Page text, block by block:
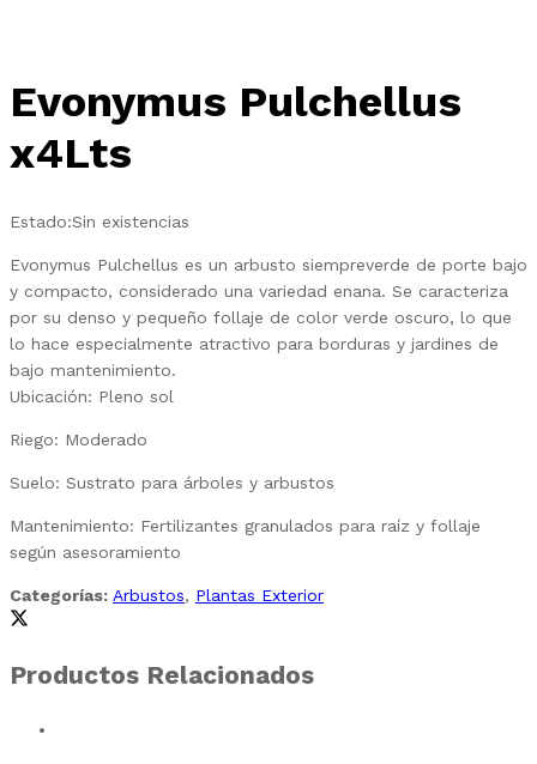
Evonymus Pulchellus
x4Lts
Estado:Sin existencias
Evonymus Pulchellus es un arbusto siempreverde de porte bajo
y compacto, considerado una variedad enana. Se caracteriza
por su denso y pequeño follaje de color verde oscuro, lo que
lo hace especialmente atractivo para borduras y jardines de
bajo mantenimiento.
Ubicación: Pleno sol
Riego: Moderado
Suelo: Sustrato para árboles y arbustos
Mantenimiento: Fertilizantes granulados para raíz y follaje
según asesoramiento
Categorías: Arbustos, Plantas Exterior
Productos Relacionados